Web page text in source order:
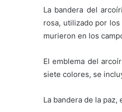
La bandera del
rosa, utilizado por
murieron en los
El emblema del
siete colores, se
La bandera de la